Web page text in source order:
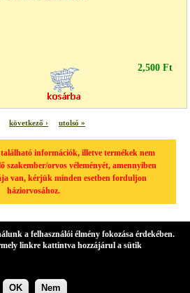
2,500 Ft
következő › utolsó »
információk, illetve termékek nem
szakember/orvos véleményét, amennyiben
van, kérjük minden esetben forduljon
háziorvosához.
a felhasználói élmény fokozása érdekében.
linkre kattintva hozzájárul a sütik
OK Nem